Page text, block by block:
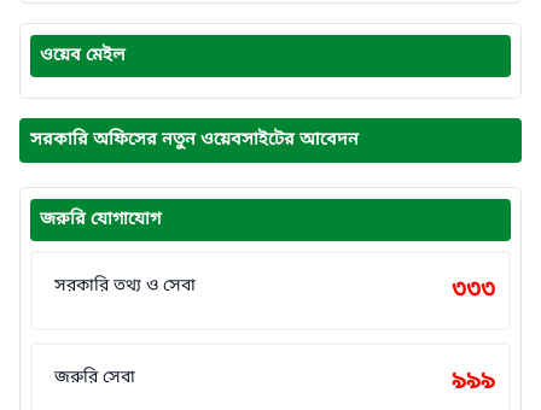
ওয়েব মেইল
সরকারি অফিসের নতুন ওয়েবসাইটের আবেদন
জরুরি যোগাযোগ
সরকারি তথ্য ও সেবা ৩৩৩
জরুরি সেবা ৯৯৯